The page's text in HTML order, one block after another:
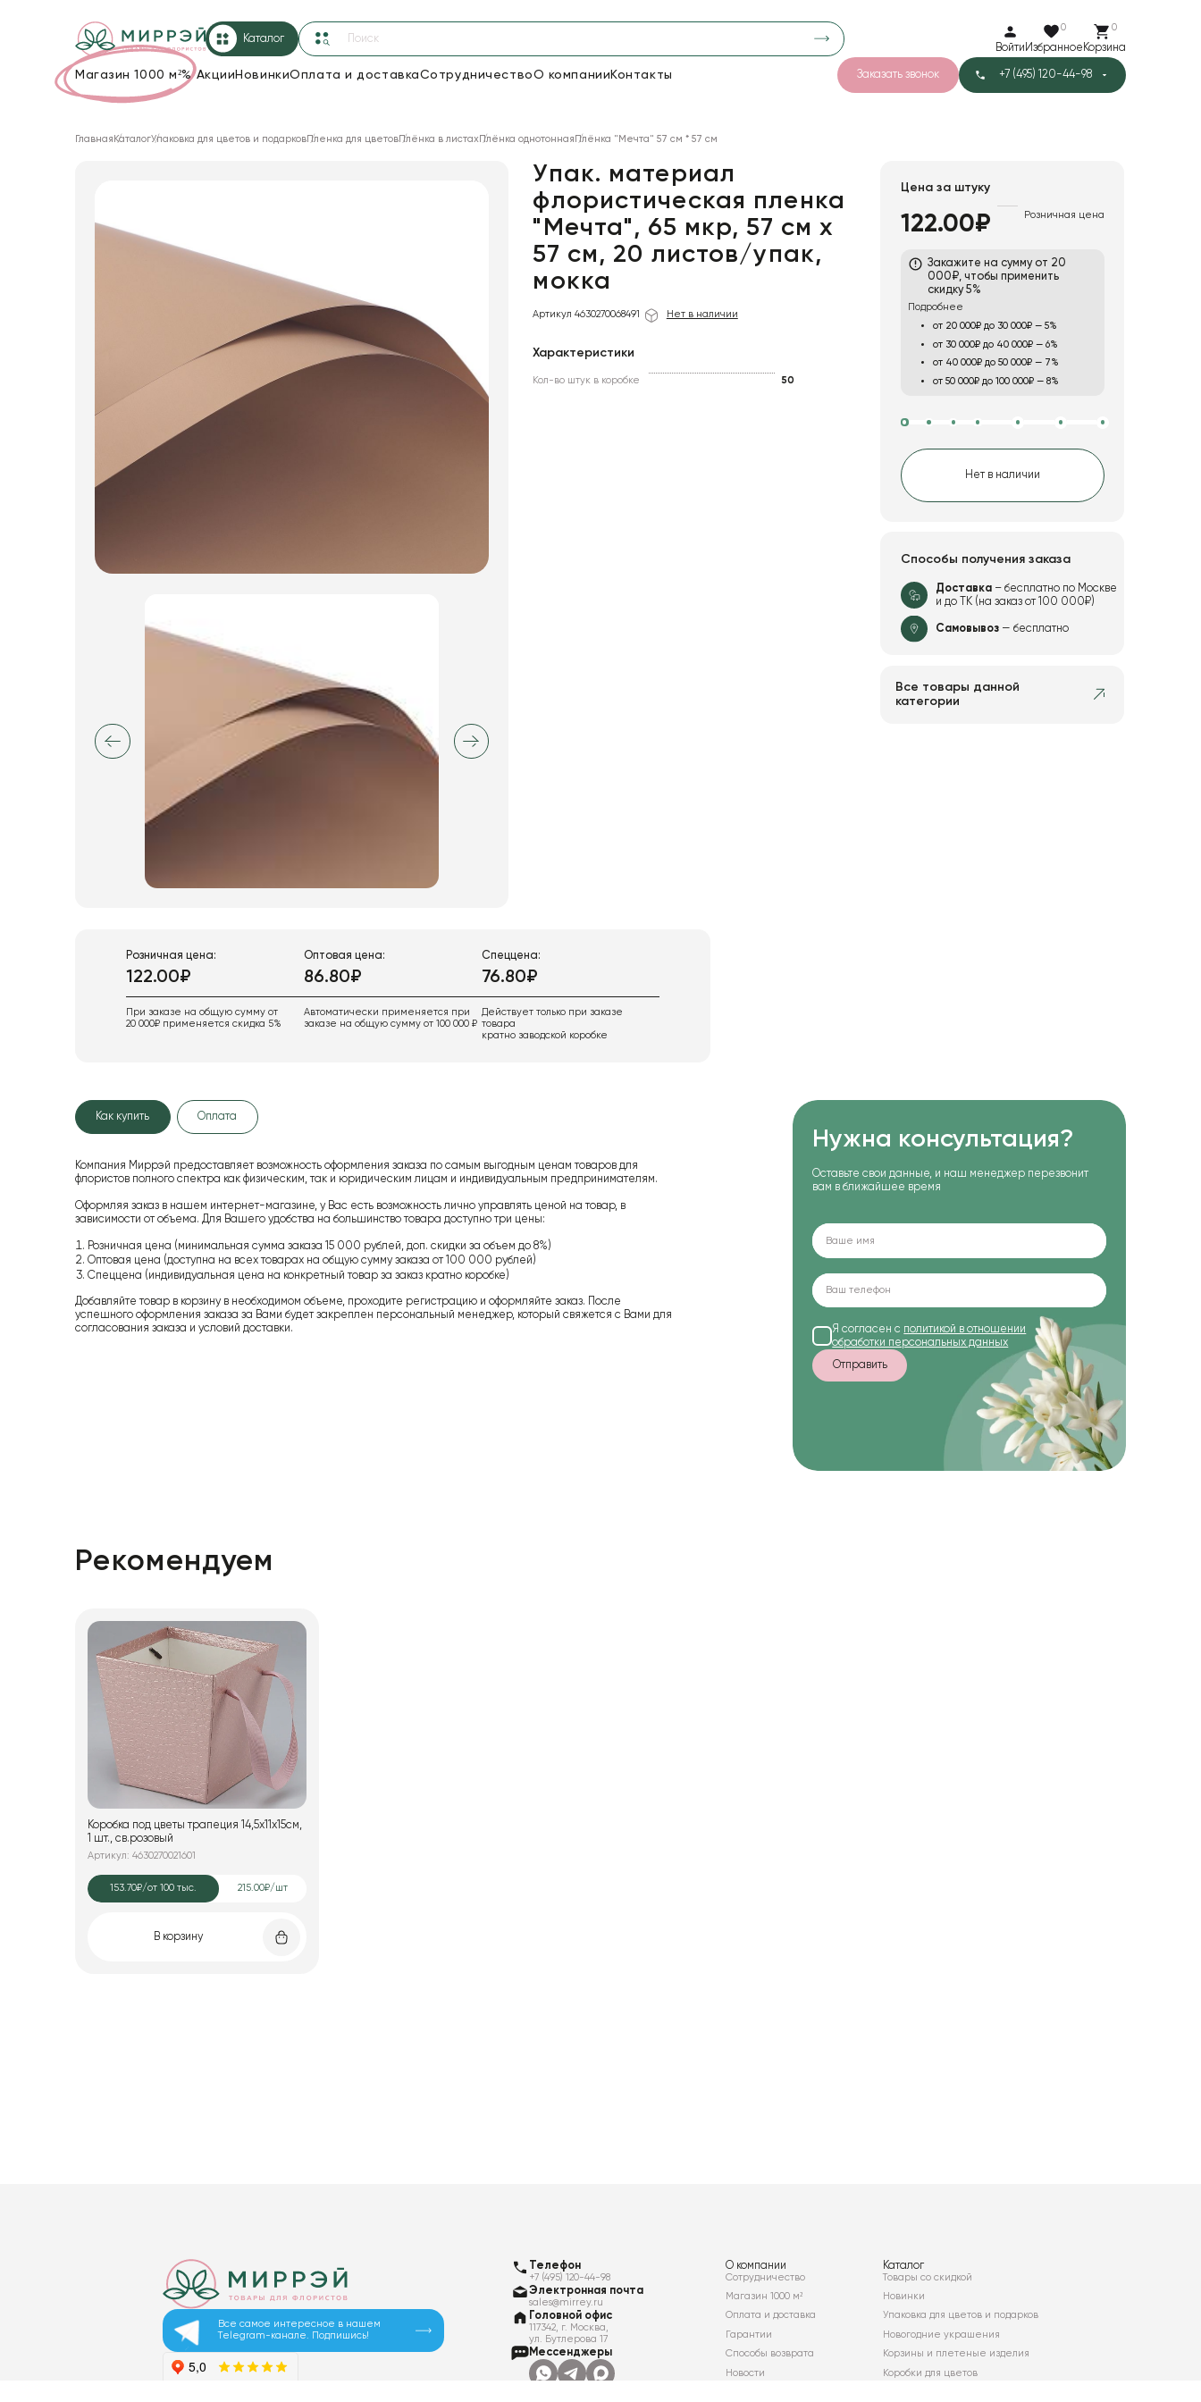
Каталог
Войти
0
Избранное
0
Корзина
Магазин 1000 м²%Акции НовинкиОплата и доставкаСотрудничествоО компании Контакты Заказать звонок +7 (495) 120-44-98
прозрачная
18
Сетка6
Коробки для цветов
Искусственные цветы и растения
Декоративные вазы, кашпо
Фоамиран
Игрушки мягкие
Главная КаталогУпаковка для цветов и подарковПленка для цветовПлёнка в листахПлёнка однотонная Плёнка "Мечта" 57 см * 57 см
Упак. материал
флористическая пленка
"Мечта", 65 мкр, 57 см х
57 см, 20 листов/упак,
мокка
Артикул 4630270068491 Нет в наличии
Характеристики
Кол-во штук в коробке 50
Розничная цена:
122.00₽
При заказе на общую сумму от
20 000₽ применяется скидка 5%
Оптовая цена:
86.80₽
Автоматически применяется при
заказе на общую сумму от 100 000 ₽
Спеццена:
76.80₽
Действует только при заказе
товара
кратно заводской коробке
Цена за штуку
122.00₽ Розничная цена
Закажите на сумму от 20
000₽, чтобы применить
скидку 5%
Подробнее
от 20 000₽ до 30 000₽ — 5%
от 30 000₽ до 40 000₽ — 6%
от 40 000₽ до 50 000₽ — 7%
от 50 000₽ до 100 000₽ — 8%
Нет в наличии
Способы получения заказа
Доставка– бесплатно по Москве
и до ТК (на заказ от 100 000₽)
Самовывоз— бесплатно
Все товары данной
категории
Как купить Оплата
Компания Миррэй предоставляет возможность оформления заказа по самым выгодным ценам товаров для
флористов полного спектра как физическим, так и юридическим лицам и индивидуальным предпринимателям.
Оформляя заказ в нашем интернет-магазине, у Вас есть возможность лично управлять ценой на товар, в
зависимости от объема. Для Вашего удобства на большинство товара доступно три цены:
Розничная цена (минимальная сумма заказа 15 000 рублей, доп. скидки за объем до 8%)
Оптовая цена (доступна на всех товарах на общую сумму заказа от 100 000 рублей)
Спеццена (индивидуальная цена на конкретный товар за заказ кратно коробке)
Добавляйте товар в корзину в необходимом объеме, проходите регистрацию и оформляйте заказ. После
успешного оформления заказа за Вами будет закреплен персональный менеджер, который свяжется с Вами для
согласования заказа и условий доставки.
Нужна консультация?
Оставьте свои данные, и наш менеджер перезвонит
вам в ближайшее время
Я согласен с политикой в отношении
обработки персональных данных
Отправить
Рекомендуем
Коробка под цветы трапеция 14,5x11х15см,
1 шт., св.розовый
Артикул: 4630270021601
153.70₽/от 100 тыс. 215.00₽/шт
В корзину
Все самое интересное в нашем
Telegram-канале. Подпишись!
Телефон
+7 (495) 120-44-98
Электронная почта
sales@mirrey.ru
Головной офис
117342, г. Москва,
ул. Бутлерова 17
Мессенджеры
О компании
Сотрудничество
Магазин 1000 м²
Оплата и доставка
Гарантии
Способы возврата
Новости
Каталог
Товары со скидкой
Новинки
Упаковка для цветов и подарков
Новогодние украшения
Корзины и плетеные изделия
Коробки для цветов